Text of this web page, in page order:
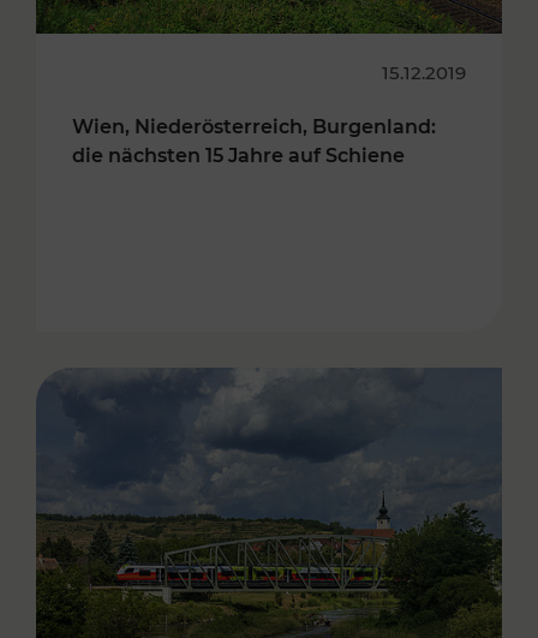
15.12.2019
Wien, Niederösterreich, Burgenland:
die nächsten 15 Jahre auf Schiene